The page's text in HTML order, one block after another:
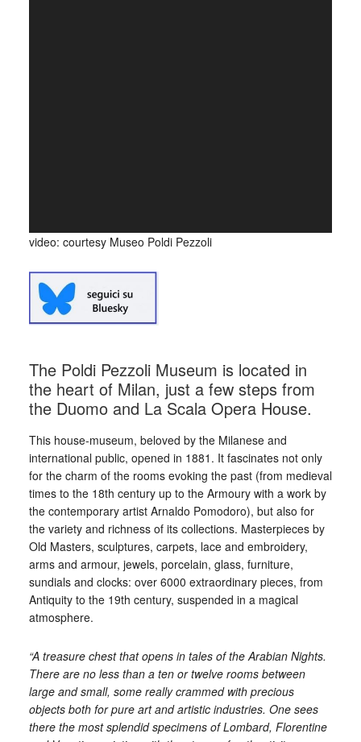
video: courtesy Museo Poldi Pezzoli
The Poldi Pezzoli Museum is located in
the heart of Milan, just a few steps from
the Duomo and La Scala Opera House.
This house-museum, beloved by the Milanese and
international public, opened in 1881. It fascinates not only
for the charm of the rooms evoking the past (from medieval
times to the 18th century up to the Armoury with a work by
the contemporary artist Arnaldo Pomodoro), but also for
the variety and richness of its collections. Masterpieces by
Old Masters, sculptures, carpets, lace and embroidery,
arms and armour, jewels, porcelain, glass, furniture,
sundials and clocks: over 6000 extraordinary pieces, from
Antiquity to the 19th century, suspended in a magical
atmosphere.
“A treasure chest that opens in tales of the Arabian Nights.
There are no less than a ten or twelve rooms between
large and small, some really crammed with precious
objects both for pure art and artistic industries. One sees
there the most splendid specimens of Lombard, Florentine